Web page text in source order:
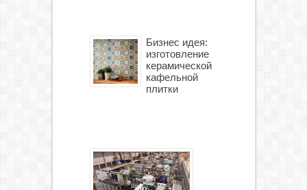
Бизнес идея:
изготовление
керамической
кафельной
плитки